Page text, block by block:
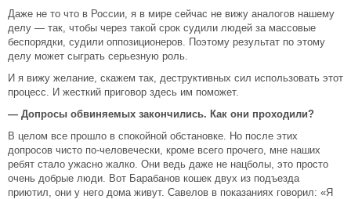
Даже не то что в России, я в мире сейчас не вижу аналогов нашему
делу — так, чтобы через такой срок судили людей за массовые
беспорядки, судили оппозиционеров. Поэтому результат по этому
делу может сыграть серьезную роль.
И я вижу желание, скажем так, деструктивных сил использовать этот
процесс. И жесткий приговор здесь им поможет.
— Допросы обвиняемых закончились. Как они проходили?
В целом все прошло в спокойной обстановке. Но после этих
допросов чисто по-человечески, кроме всего прочего, мне наших
ребят стало ужасно жалко. Они ведь даже не нацболы, это просто
очень добрые люди. Вот Барабанов кошек двух из подъезда
приютил, они у него дома живут. Савелов в показаниях говорил: «Я